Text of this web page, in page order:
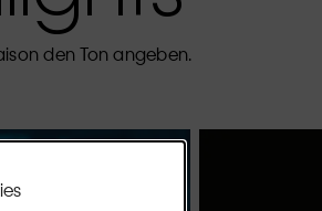
den Ton angeben.